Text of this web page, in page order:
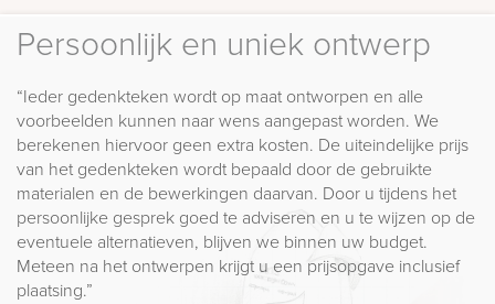
Persoonlijk en uniek ontwerp
“Ieder gedenkteken wordt op maat ontworpen en alle
voorbeelden kunnen naar wens aangepast worden. We
berekenen hiervoor geen extra kosten. De uiteindelijke prijs
van het gedenkteken wordt bepaald door de gebruikte
materialen en de bewerkingen daarvan. Door u tijdens het
persoonlijke gesprek goed te adviseren en u te wijzen op de
eventuele alternatieven, blijven we binnen uw budget.
Meteen na het ontwerpen krijgt u een prijsopgave inclusief
plaatsing.”